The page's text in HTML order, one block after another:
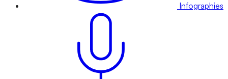
Infographies